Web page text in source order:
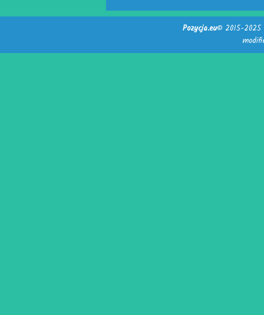
Pozycja.eu© 2015-